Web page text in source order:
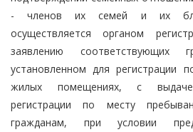
- членов их семей и их
осуществляется органом
заявлению соответствующих
установленном для регистрации
жилых помещениях, с
регистрации по месту
гражданам, при условии